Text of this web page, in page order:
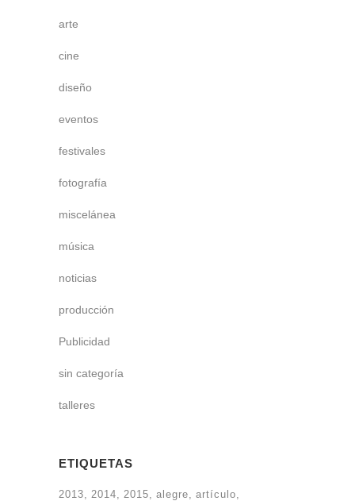
arte
cine
diseño
eventos
festivales
fotografía
miscelánea
música
noticias
producción
Publicidad
sin categoría
talleres
ETIQUETAS
2013 2014 2015 alegre
artículo